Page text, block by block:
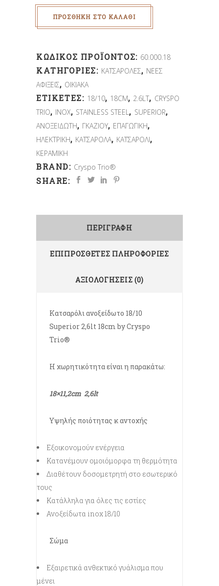
ΠΡΟΣΘΉΚΗ ΣΤΟ ΚΑΛΆΘΙ
ΚΩΔΙΚΌΣ ΠΡΟΪΌΝΤΟΣ: 60.000.18
ΚΑΤΗΓΟΡΊΕΣ: ΚΑΤΣΑΡΟΛΕΣ, ΝΕΕΣ
ΑΦΙΞΕΙΣ, ΟΙΚΙΑΚΑ
ΕΤΙΚΈΤΕΣ: 18/10, 18CM, 2.6LT, CRYSPO
TRIO, INOX, STAINLESS STEEL , SUPERIOR,
ΑΝΟΞΕΙΔΩΤΗ, ΓΚΑΖΙΟΥ, ΕΠΑΓΩΓΙΚΗ,
ΗΛΕΚΤΡΙΚΗ, ΚΑΤΣΑΡΟΛΑ, ΚΑΤΣΑΡΟΛΙ,
ΚΕΡΑΜΙΚΗ
BRAND: Cryspo Trio®
SHARE:
ΠΕΡΙΓΡΑΦΉ
ΕΠΙΠΡΌΣΘΕΤΕΣ ΠΛΗΡΟΦΟΡΊΕΣ
ΑΞΙΟΛΟΓΉΣΕΙΣ (0)
Κατσαρόλι ανοξείδωτο 18/10
Superior 2,6lt 18cm by Cryspo
Trio®
Η χωρητικότητα είναι η παρακάτω:
18×11,2cm 2,6lt
Υψηλής ποιότητας κ αντοχής
Εξοικονομούν ενέργεια
Κατανέμουν ομοιόμορφα τη θερμότητα
Διαθέτουν δοσομετρητή στο εσωτερικό
τους
Κατάλληλα για όλες τις εστίες
Ανοξείδωτα inox 18/10
Σώμα
Εξαιρετικά ανθεκτικό γυάλισμα που
μένει